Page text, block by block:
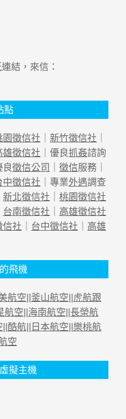
結，來信：
點
園徵信社 ｜ 新竹徵信社 ｜
雄徵信社 ｜優良抓姦諮詢
良徵信公司 ｜ 徵信服務｜
中徵信社 ｜專業外遇調查
新北徵信社 ｜ 桃園徵信社
台南徵信社 ｜ 高雄徵信社
信社 ｜ 台中徵信社 ｜ 高雄
飛機
航空 釜山航空
虎航跟
航空 海南航空 長榮航
酷航 日本航空 樂桃航
空
擬主機